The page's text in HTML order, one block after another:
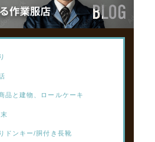
品と建物、ロールケーキ
ドンキー/胴付き長靴